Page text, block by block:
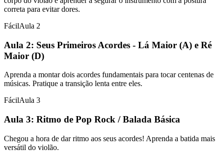
correta para evitar dores.
FácilAula 2
Aula 2: Seus Primeiros Acordes - Lá Maior (A) e Ré
Maior (D)
Aprenda a montar dois acordes fundamentais para tocar centenas de
músicas. Pratique a transição lenta entre eles.
FácilAula 3
Aula 3: Ritmo de Pop Rock / Balada Básica
Chegou a hora de dar ritmo aos seus acordes! Aprenda a batida mais
versátil do violão.